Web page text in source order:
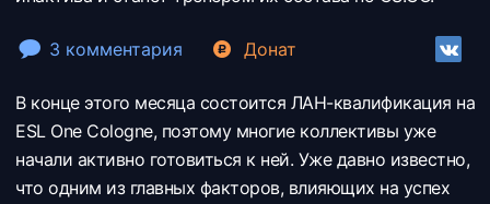
3 комментария Донат
В конце этого месяца состоится ЛАН-квалификация на
ESL One Cologne, поэтому многие коллективы уже
начали активно готовиться к ней. Уже давно известно,
что одним из главных факторов, влияющих на успех